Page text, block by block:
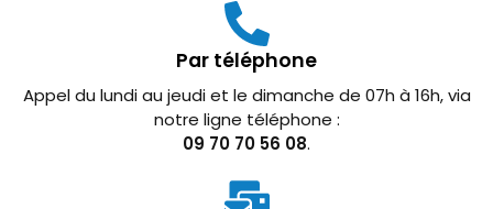
Par téléphone
Appel du lundi au jeudi et le dimanche de 07h à 16h, via
notre ligne téléphone :
09 70 70 56 08.